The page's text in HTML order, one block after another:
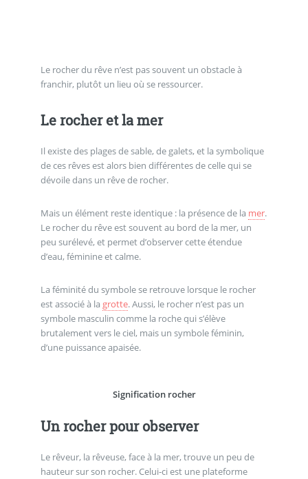
Le rocher du rêve n’est pas souvent un obstacle à
franchir, plutôt un lieu où se ressourcer.
Le rocher et la mer
Il existe des plages de sable, de galets, et la symbolique
de ces rêves est alors bien différentes de celle qui se
dévoile dans un rêve de rocher.
Mais un élément reste identique : la présence de la mer.
Le rocher du rêve est souvent au bord de la mer, un
peu surélevé, et permet d’observer cette étendue
d’eau, féminine et calme.
La féminité du symbole se retrouve lorsque le rocher
est associé à la grotte. Aussi, le rocher n’est pas un
symbole masculin comme la roche qui s’élève
brutalement vers le ciel, mais un symbole féminin,
d’une puissance apaisée.
Signification rocher
Un rocher pour observer
Le rêveur, la rêveuse, face à la mer, trouve un peu de
hauteur sur son rocher. Celui-ci est une plateforme